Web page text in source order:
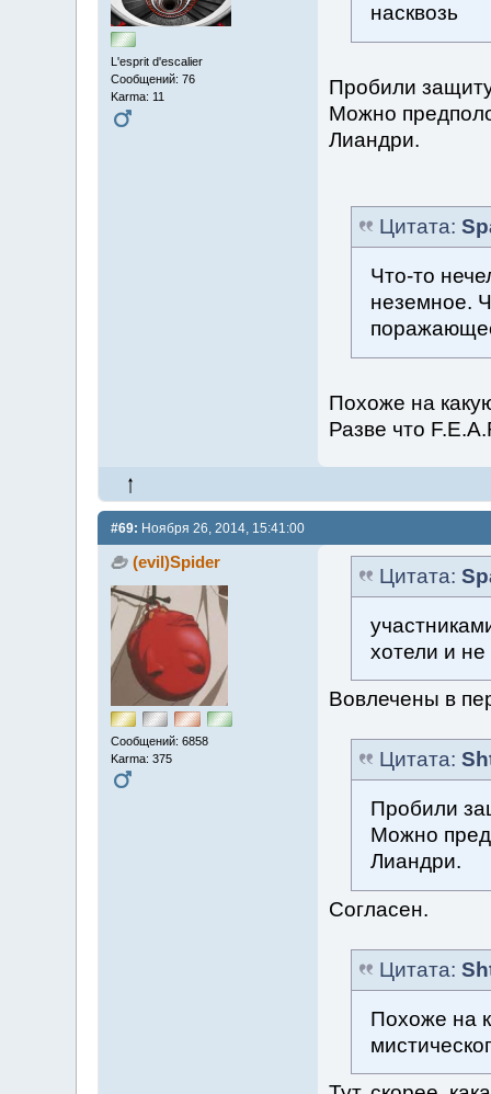
L'esprit d'escalier
Сообщений: 76
Karma: 11
насквозь
Пробили
Можно
Лиандри.
Цитата:
Что-то
неземное.
Похоже на
Разве что
#69: Ноября 26, 2014, 15:41:00
(evil)Spider
Сообщений: 6858
Karma: 375
Цитата:
хотели и
Вовлечены в
Цитата:
Пробили
Можно
Лиандри.
Согласен.
Цитата:
Похоже на